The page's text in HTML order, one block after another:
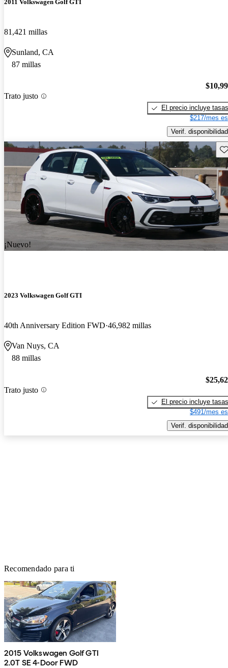
2011 Volkswagen Golf GTI
81,421 millas
Sunland, CA
87 millas
Trato justo
El precio incluye tasas
$217/mes
Verif. disponibilidad
¡Nuevo!
2023 Volkswagen Golf GTI
40th Anniversary Edition FWD 46,982 millas
Van Nuys, CA
88 millas
Trato justo
El precio incluye tasas
$491/mes
Verif. disponibilidad
Recomendado para ti
2015 Volkswagen Golf GTI
2.0T SE 4-Door FWD